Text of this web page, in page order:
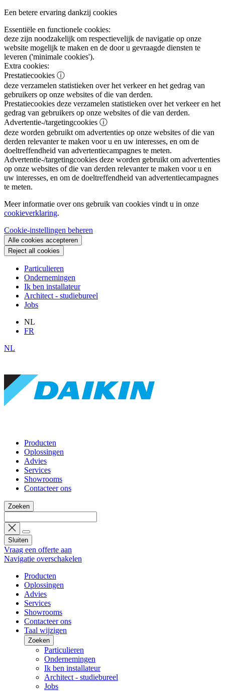
Een betere ervaring dankzij cookies
Essentiële en functionele cookies:
deze zijn noodzakelijk om respectievelijk de navigatie op onze
website mogelijk te maken en de door u gevraagde diensten te
leveren ('minimale cookies').
Extra cookies:
Prestatiecookies ⓘ
deze verzamelen statistieken over het verkeer en het gedrag van
gebruikers op onze websites of die van derden.
Prestatiecookies deze verzamelen statistieken over het verkeer en het
gedrag van gebruikers op onze websites of die van derden.
Advertentie-/targetingcookies ⓘ
deze worden gebruikt om advertenties op onze websites of die van
derden relevanter te maken voor u en uw interesses, en om de
doeltreffendheid van advertentiecampagnes te meten.
Advertentie-/targetingcookies deze worden gebruikt om advertenties
op onze websites of die van derden relevanter te maken voor u en
uw interesses, en om de doeltreffendheid van advertentiecampagnes
te meten.
Meer informatie over ons gebruik van cookies vindt u in onze
cookieverklaring.
Cookie-instellingen beheren
Alle cookies accepteren
Reject all cookies
Particulieren
Ondernemingen
Ik ben installateur
Architect - studiebureel
Jobs
NL
FR
NL
Producten
Oplossingen
Advies
Services
Showrooms
Contacteer ons
Zoeken
Sluiten
Vraag een offerte aan
Navigatie overschakelen
Producten
Oplossingen
Advies
Services
Showrooms
Contacteer ons
Taal wijzigen
Zoeken
Particulieren
Ondernemingen
Ik ben installateur
Architect - studiebureel
Jobs